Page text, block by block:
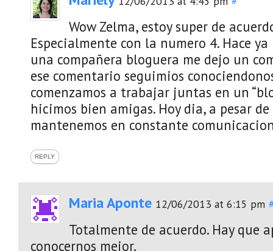
Wow Zelma, estoy super de
Especialmente con la numero 4. Hace
una compañera bloguera me dejo un
ese comentario seguimios
comenzamos a trabajar juntas en un
hicimos bien amigas. Hoy dia, a pesar
mantenemos en constante
REPLY
Maria Aponte 12/06/2013 at 6:15 pm
Totalmente de acuerdo. Hay que
conocernos mejor.